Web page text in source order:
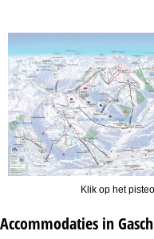
Klik op het
Accommodaties in